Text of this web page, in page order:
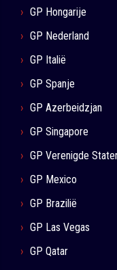
GP Hongarije
GP Nederland
GP Italië
GP Spanje
GP Azerbeidzjan
GP Singapore
GP Verenigde
GP Mexico
GP Brazilië
GP Las Vegas
GP Qatar